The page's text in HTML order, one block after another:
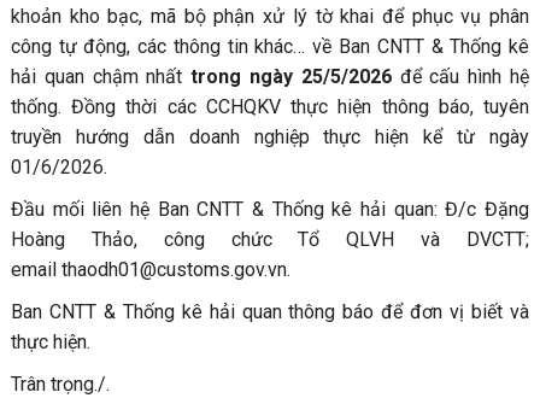
khoản kho bạc, mã bộ phận xử lý tờ khai để phục vụ phân
công tự động, các thông tin khác… về Ban CNTT & Thống kê
hải quan chậm nhấttrong ngày 25/5/2026để cấu hình hệ
thống. Đồng thời các CCHQKV thực hiện thông báo, tuyên
truyền hướng dẫn doanh nghiệp thực hiện kể từ ngày
01/6/2026.
Đầu mối liên hệ Ban CNTT & Thống kê hải quan: Đ/c Đặng
Hoàng Thảo, công chức Tổ QLVH và DVCTT;
email thaodh01@customs.gov.vn.
Ban CNTT & Thống kê hải quan thông báo để đơn vị biết và
thực hiện.
Trân trọng./.